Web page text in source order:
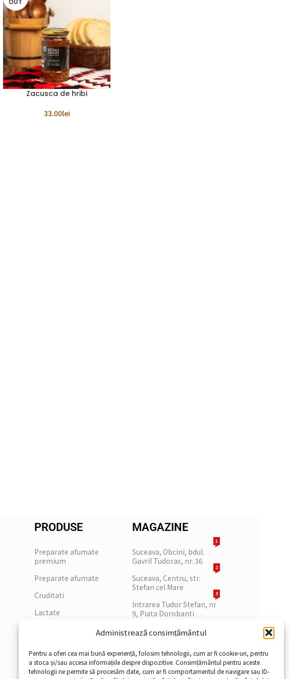
Administrează consimțământul
Pentru a oferi cea mai bună experiență, folosim tehnologii, cum ar fi cookie-uri, pentru
a stoca și/sau accesa informațiile despre dispozitive. Consimțământul pentru aceste
tehnologii ne permite să procesăm date, cum ar fi comportamentul de navigare sau ID-
CITEȘTE MAI MULT
Zacusca de hribi
33.00lei
PRODUSE
Preparate afumate
premium
Preparate afumate
Cruditati
Lactate
MAGAZINE
Suceava, Obcini, bdul.
Gavril Tudoras, nr. 36
1
Suceava, Centru, str.
Stefan cel Mare
2
Intrarea Tudor Stefan, nr
9, Piata Dorobanti
3